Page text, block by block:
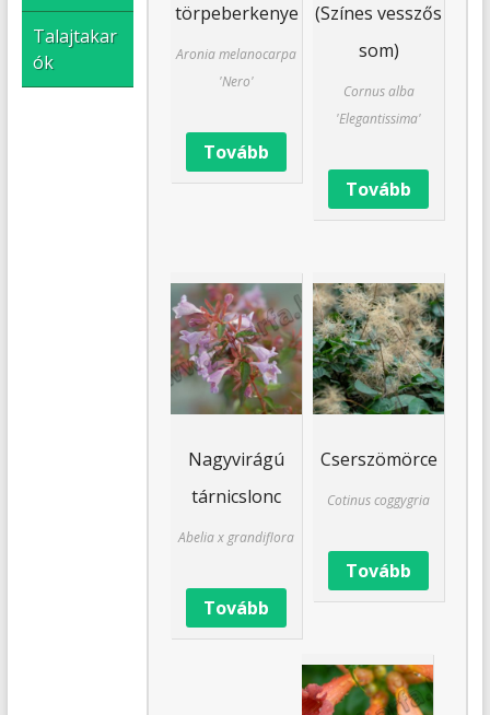
törpeberkenye
Aronia melanocarpa
'Nero'
Tovább
(Színes vesszős
som)
Cornus alba
'Elegantissima'
Tovább
Nagyvirágú
tárnicslonc
Abelia x grandiflora
Tovább
Cserszömörce
Cotinus coggygria
Tovább
Talajtakar
ók